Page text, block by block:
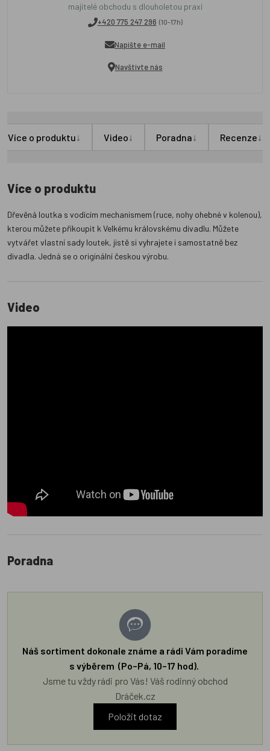
majitelé obchodu s dlouholetou praxí
+420 775 247 296 (10-17h)
Napište e-mail
Navštivte nás
Více o produktu↓ Video↓ Poradna↓ Recenze↓
Více o produktu
Dřevěná loutka s vodícím mechanismem (ruce, nohy ohebné v kolenou),
kterou můžete přikoupit k Velkému královskému divadlu. Můžete
vytvářet vlastní sady loutek, jistě si vyhrajete i samostatně bez
divadla. Jedná se o originální českou výrobu.
Video
Poradna
Náš sortiment dokonale známe a rádi Vám poradíme
s výběrem (Po–Pá, 10–17 hod).
Jsme tu vždy rádi pro Vás! Váš rodinný obchod
Dráček.cz
Položit dotaz